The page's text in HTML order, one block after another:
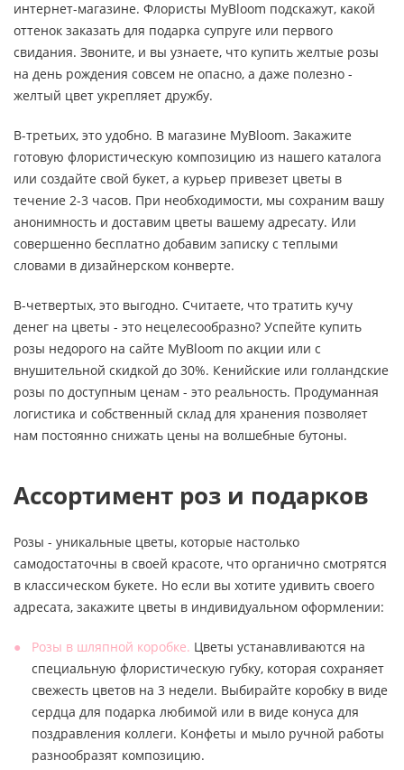
интернет-магазине. Флористы MyBloom подскажут, какой
оттенок заказать для подарка супруге или первого
свидания. Звоните, и вы узнаете, что купить желтые розы
на день рождения совсем не опасно, а даже полезно -
желтый цвет укрепляет дружбу.
В-третьих, это удобно. В магазине MyBloom. Закажите
готовую флористическую композицию из нашего каталога
или создайте свой букет, а курьер привезет цветы в
течение 2-3 часов. При необходимости, мы сохраним вашу
анонимность и доставим цветы вашему адресату. Или
совершенно бесплатно добавим записку с теплыми
словами в дизайнерском конверте.
В-четвертых, это выгодно. Считаете, что тратить кучу
денег на цветы - это нецелесообразно? Успейте купить
розы недорого на сайте MyBloom по акции или с
внушительной скидкой до 30%. Кенийские или голландские
розы по доступным ценам - это реальность. Продуманная
логистика и собственный склад для хранения позволяет
нам постоянно снижать цены на волшебные бутоны.
Ассортимент роз и подарков
Розы - уникальные цветы, которые настолько
самодостаточны в своей красоте, что органично смотрятся
в классическом букете. Но если вы хотите удивить своего
адресата, закажите цветы в индивидуальном оформлении:
Розы в шляпной коробке. Цветы устанавливаются на
специальную флористическую губку, которая сохраняет
свежесть цветов на 3 недели. Выбирайте коробку в виде
сердца для подарка любимой или в виде конуса для
поздравления коллеги. Конфеты и мыло ручной работы
разнообразят композицию.